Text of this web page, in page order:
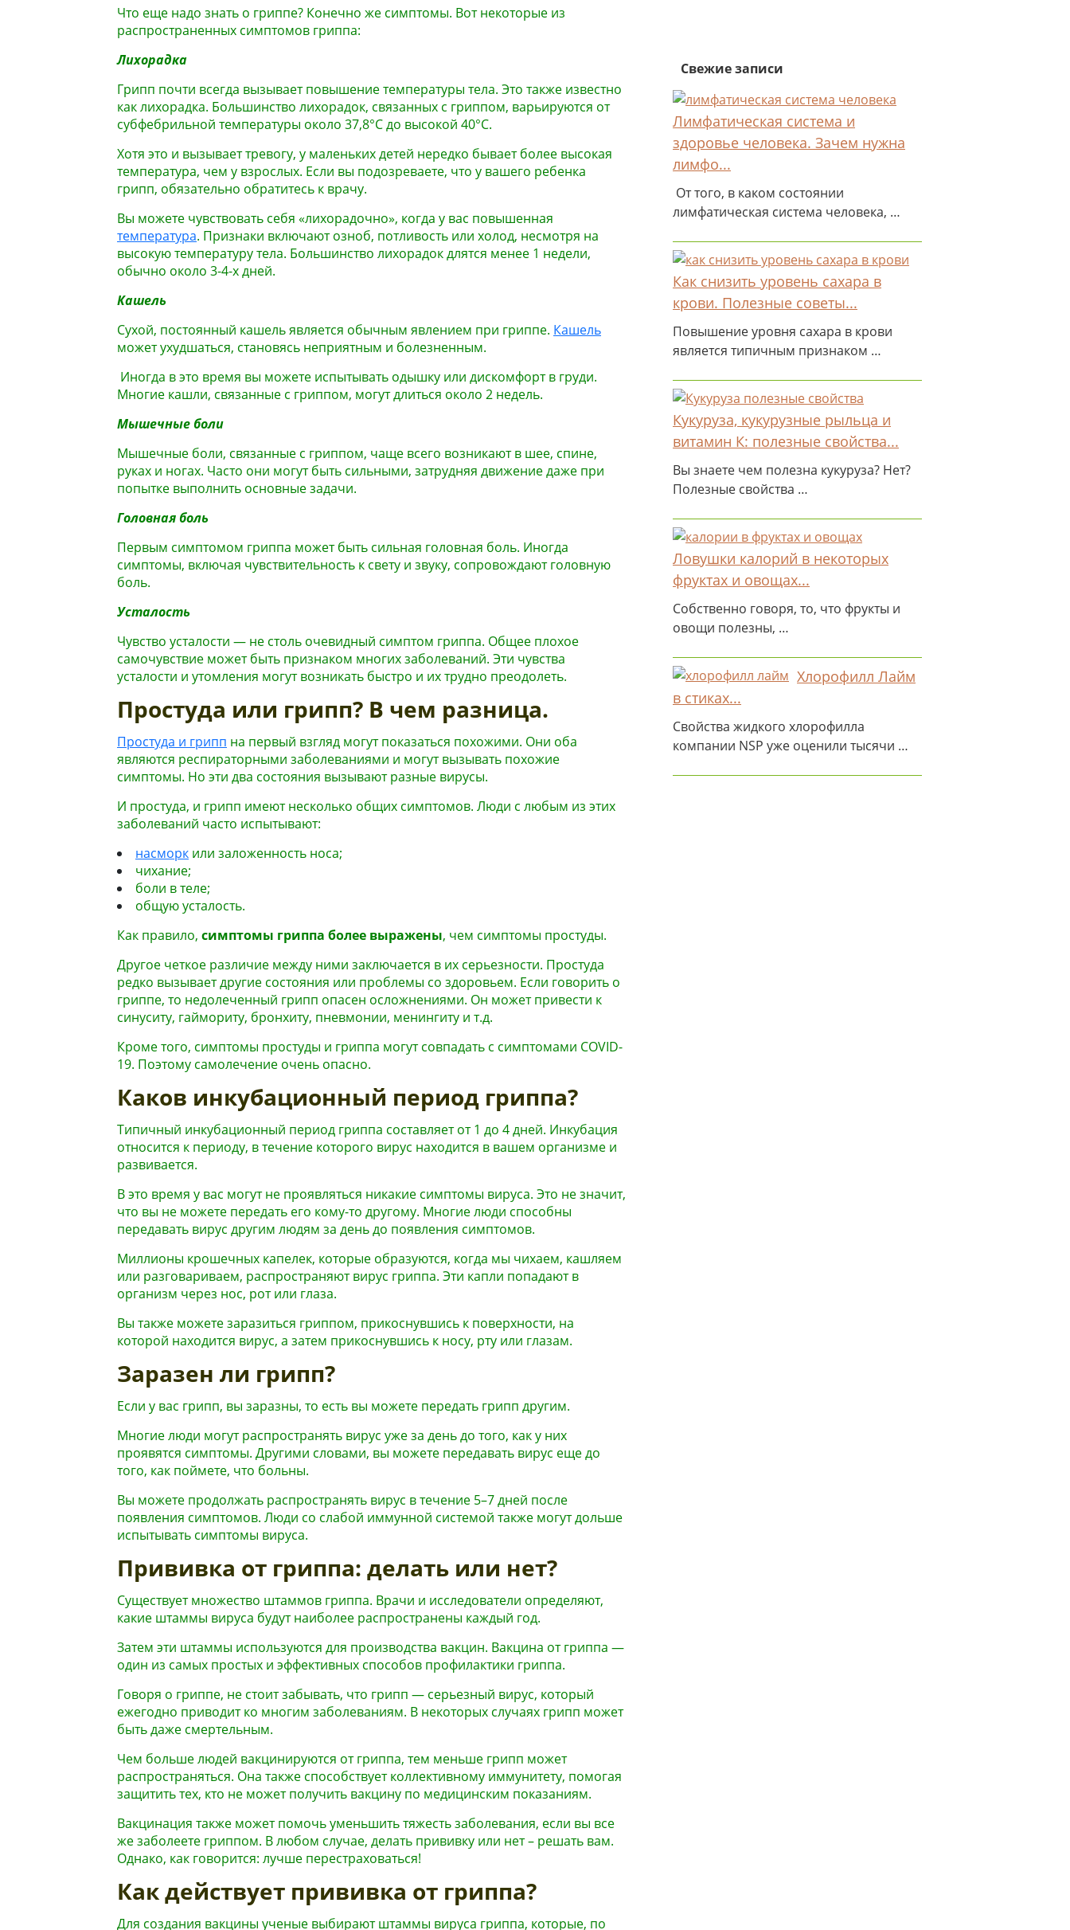
Что еще надо знать о гриппе? Конечно же симптомы. Вот некоторые из
распространенных симптомов гриппа:
Лихорадка
Грипп почти всегда вызывает повышение температуры тела. Это также известно
как лихорадка. Большинство лихорадок, связанных с гриппом, варьируются от
субфебрильной температуры около 37,8°C до высокой 40°C.
Хотя это и вызывает тревогу, у маленьких детей нередко бывает более высокая
температура, чем у взрослых. Если вы подозреваете, что у вашего ребенка
грипп, обязательно обратитесь к врачу.
Вы можете чувствовать себя «лихорадочно», когда у вас повышенная
температура. Признаки включают озноб, потливость или холод, несмотря на
высокую температуру тела. Большинство лихорадок длятся менее 1 недели,
обычно около 3-4-х дней.
Кашель
Сухой, постоянный кашель является обычным явлением при гриппе. Кашель
может ухудшаться, становясь неприятным и болезненным.
Иногда в это время вы можете испытывать одышку или дискомфорт в груди.
Многие кашли, связанные с гриппом, могут длиться около 2 недель.
Мышечные боли
Мышечные боли, связанные с гриппом, чаще всего возникают в шее, спине,
руках и ногах. Часто они могут быть сильными, затрудняя движение даже при
попытке выполнить основные задачи.
Головная боль
Первым симптомом гриппа может быть сильная головная боль. Иногда
симптомы, включая чувствительность к свету и звуку, сопровождают головную
боль.
Усталость
Чувство усталости — не столь очевидный симптом гриппа. Общее плохое
самочувствие может быть признаком многих заболеваний. Эти чувства
усталости и утомления могут возникать быстро и их трудно преодолеть.
Простуда или грипп? В чем разница.
Простуда и грипп на первый взгляд могут показаться похожими. Они оба
являются респираторными заболеваниями и могут вызывать похожие
симптомы. Но эти два состояния вызывают разные вирусы.
И простуда, и грипп имеют несколько общих симптомов. Люди с любым из этих
заболеваний часто испытывают:
насморк или заложенность носа;
чихание;
боли в теле;
общую усталость.
Как правило, симптомы гриппа более выражены, чем симптомы простуды.
Другое четкое различие между ними заключается в их серьезности. Простуда
редко вызывает другие состояния или проблемы со здоровьем. Если говорить о
гриппе, то недолеченный грипп опасен осложнениями. Он может привести к
синуситу, гаймориту, бронхиту, пневмонии, менингиту и т.д.
Кроме того, симптомы простуды и гриппа могут совпадать с симптомами COVID-
19. Поэтому самолечение очень опасно.
Каков инкубационный период гриппа?
Типичный инкубационный период гриппа составляет от 1 до 4 дней. Инкубация
относится к периоду, в течение которого вирус находится в вашем организме и
развивается.
В это время у вас могут не проявляться никакие симптомы вируса. Это не значит,
что вы не можете передать его кому-то другому. Многие люди способны
передавать вирус другим людям за день до появления симптомов.
Миллионы крошечных капелек, которые образуются, когда мы чихаем, кашляем
или разговариваем, распространяют вирус гриппа. Эти капли попадают в
организм через нос, рот или глаза.
Вы также можете заразиться гриппом, прикоснувшись к поверхности, на
которой находится вирус, а затем прикоснувшись к носу, рту или глазам.
Заразен ли грипп?
Если у вас грипп, вы заразны, то есть вы можете передать грипп другим.
Многие люди могут распространять вирус уже за день до того, как у них
проявятся симптомы. Другими словами, вы можете передавать вирус еще до
того, как поймете, что больны.
Вы можете продолжать распространять вирус в течение 5–7 дней после
появления симптомов. Люди со слабой иммунной системой также могут дольше
испытывать симптомы вируса.
Прививка от гриппа: делать или нет?
Существует множество штаммов гриппа. Врачи и исследователи определяют,
какие штаммы вируса будут наиболее распространены каждый год.
Затем эти штаммы используются для производства вакцин. Вакцина от гриппа —
один из самых простых и эффективных способов профилактики гриппа.
Говоря о гриппе, не стоит забывать, что грипп — серьезный вирус, который
ежегодно приводит ко многим заболеваниям. В некоторых случаях грипп может
быть даже смертельным.
Чем больше людей вакцинируются от гриппа, тем меньше грипп может
распространяться. Она также способствует коллективному иммунитету, помогая
защитить тех, кто не может получить вакцину по медицинским показаниям.
Вакцинация также может помочь уменьшить тяжесть заболевания, если вы все
же заболеете гриппом. В любом случае, делать прививку или нет – решать вам.
Однако, как говорится: лучше перестраховаться!
Как действует прививка от гриппа?
Для создания вакцины ученые выбирают штаммы вируса гриппа, которые, по
Свежие записи
Лимфатическая система и
здоровье человека. Зачем нужна
лимфо...
От того, в каком состоянии
лимфатическая система человека, …
Как снизить уровень сахара в
крови. Полезные советы...
Повышение уровня сахара в крови
является типичным признаком …
Кукуруза, кукурузные рыльца и
витамин К: полезные свойства...
Вы знаете чем полезна кукуруза? Нет?
Полезные свойства …
Ловушки калорий в некоторых
фруктах и овощах...
Собственно говоря, то, что фрукты и
овощи полезны, …
Хлорофилл Лайм
в стиках...
Свойства жидкого хлорофилла
компании NSP уже оценили тысячи …